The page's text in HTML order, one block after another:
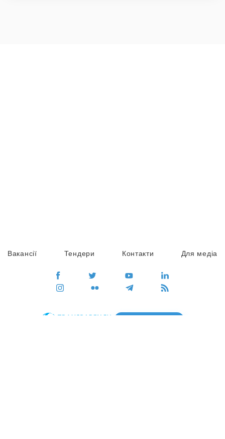
Вакансії Тендери Контакти Для медіа